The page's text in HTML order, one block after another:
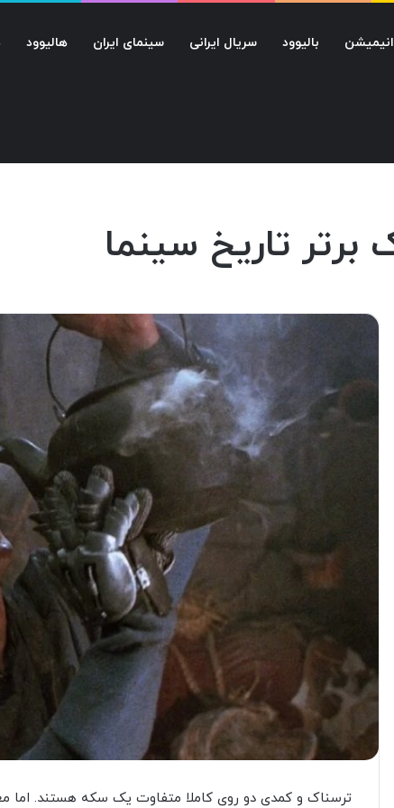
انیمیشن بالیوود سریال ایرانی سینمای ایران هالیوود
ترسناک و کمدی دو روی کاملا متفاوت یک سکه هستند. اما